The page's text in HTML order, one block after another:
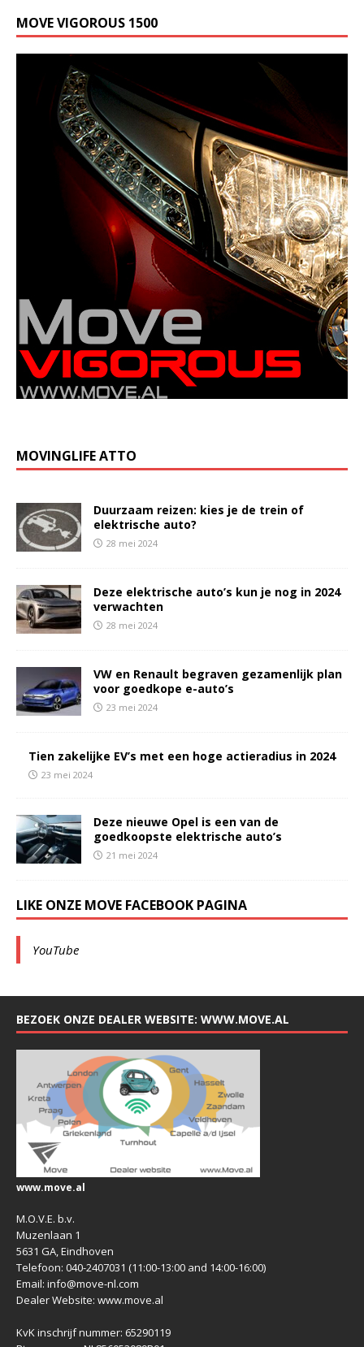
MOVE VIGOROUS 1500
MOVINGLIFE ATTO
Duurzaam reizen: kies je de trein of
elektrische auto?
28 mei 2024
Deze elektrische auto’s kun je nog in 2024
verwachten
28 mei 2024
VW en Renault begraven gezamenlijk plan
voor goedkope e-auto’s
23 mei 2024
Tien zakelijke EV’s met een hoge actieradius in 2024
23 mei 2024
Deze nieuwe Opel is een van de
goedkoopste elektrische auto’s
21 mei 2024
LIKE ONZE MOVE FACEBOOK PAGINA
YouTube
BEZOEK ONZE DEALER WEBSITE: WWW.MOVE.AL
www.move.al
M.O.V.E. b.v.
Muzenlaan 1
5631 GA, Eindhoven
Telefoon: 040-2407031 (11:00-13:00 and 14:00-16:00)
Email: info@move-nl.com
Dealer Website: www.move.al
KvK inschrijf nummer: 65290119